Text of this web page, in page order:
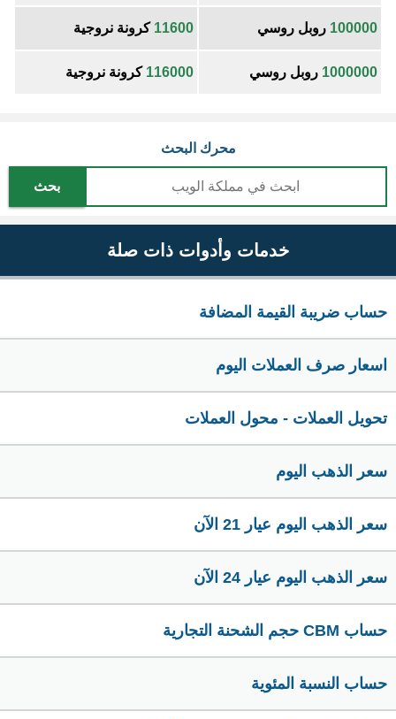
100000 روبل روسي 11600 كرونة نروجية
1000000 روبل روسي 116000 كرونة نروجية
محرك البحث
بحث
خدمات وأدوات ذات صلة
حساب ضريبة القيمة المضافة
اسعار صرف العملات اليوم
تحويل العملات - محول العملات
سعر الذهب اليوم
سعر الذهب اليوم عيار 21 الآن
سعر الذهب اليوم عيار 24 الآن
حساب CBM حجم الشحنة التجارية
حساب النسبة المئوية